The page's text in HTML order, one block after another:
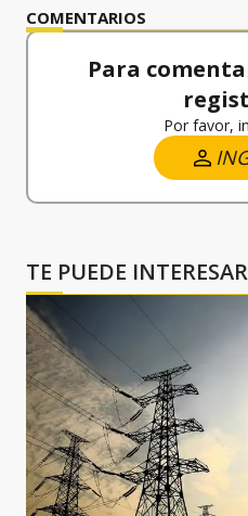
COMENTARIOS
Para
Por favor,
TE PUEDE INTERESAR